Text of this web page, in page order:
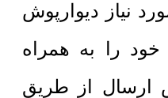
نیاز دیوارپوش
را به همراه
ارسال از طریق